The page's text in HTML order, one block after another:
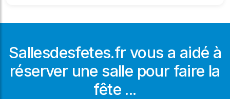
Sallesdesfetes.fr vous a aidé à
réserver une salle pour faire la
fête ...